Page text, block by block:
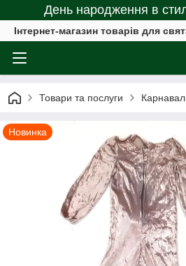
День народження в
Інтернет-магазин товарів для
Товари та послуги
Новинка